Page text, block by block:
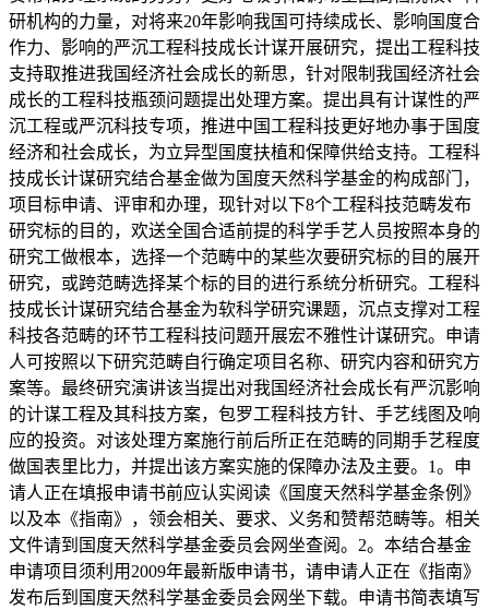
研机构的力量，对将来20年影响我国可持续成长、影响国度合
作力、影响的严沉工程科技成长计谋开展研究，提出工程科技
支持取推进我国经济社会成长的新思，针对限制我国经济社会
成长的工程科技瓶颈问题提出处理方案。提出具有计谋性的严
沉工程或严沉科技专项，推进中国工程科技更好地办事于国度
经济和社会成长，为立异型国度扶植和保障供给支持。工程科
技成长计谋研究结合基金做为国度天然科学基金的构成部门，
项目标申请、评审和办理，现针对以下8个工程科技范畴发布
研究标的目的，欢送全国合适前提的科学手艺人员按照本身的
研究工做根本，选择一个范畴中的某些次要研究标的目的展开
研究，或跨范畴选择某个标的目的进行系统分析研究。工程科
技成长计谋研究结合基金为软科学研究课题，沉点支撑对工程
科技各范畴的环节工程科技问题开展宏不雅性计谋研究。申请
人可按照以下研究范畴自行确定项目名称、研究内容和研究方
案等。最终研究演讲该当提出对我国经济社会成长有严沉影响
的计谋工程及其科技方案，包罗工程科技方针、手艺线图及响
应的投资。对该处理方案施行前后所正在范畴的同期手艺程度
做国表里比力，并提出该方案实施的保障办法及主要。1。申
请人正在填报申请书前应认实阅读《国度天然科学基金条例》
以及本《指南》，领会相关、要求、义务和赞帮范畴等。相关
文件请到国度天然科学基金委员会网坐查阅。2。本结合基金
申请项目须利用2009年最新版申请书，请申请人正在《指南》
发布后到国度天然科学基金委员会网坐下载。申请书简表填写